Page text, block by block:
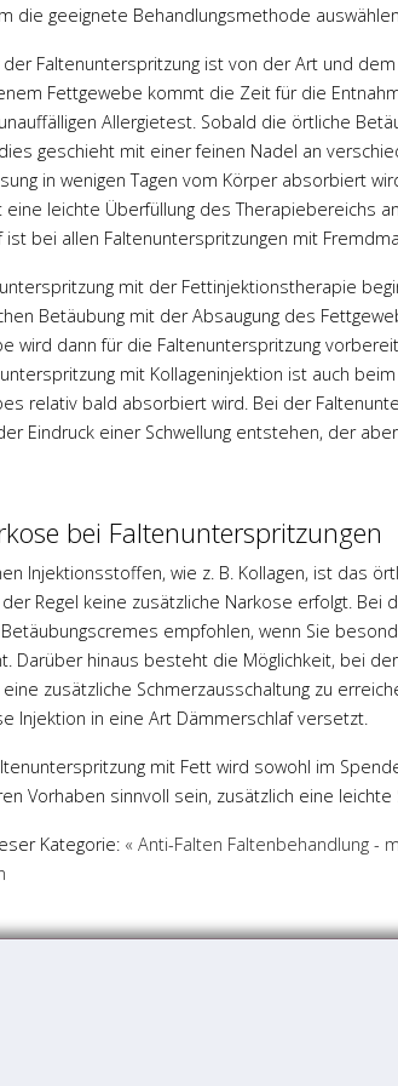
die geeignete Behandlungsmethode
der Faltenunterspritzung ist von der Art und
Fettgewebe kommt die Zeit für die
Allergietest. Sobald die örtliche
geschieht mit einer feinen Nadel an
in wenigen Tagen vom Körper absorbiert
eine leichte Überfüllung des Therapiebereichs
ist bei allen Faltenunterspritzungen mit
mit der Fettinjektionstherapie
Betäubung mit der Absaugung des
wird dann für die Faltenunterspritzung
mit Kollageninjektion ist auch
relativ bald absorbiert wird. Bei der
Eindruck einer Schwellung entstehen, der
bei Faltenunterspritzungen
Injektionsstoffen, wie z. B. Kollagen, ist das
Regel keine zusätzliche Narkose erfolgt.
empfohlen, wenn Sie
Darüber hinaus besteht die Möglichkeit, bei
eine zusätzliche Schmerzausschaltung zu
Injektion in eine Art Dämmerschlaf versetzt.
mit Fett wird sowohl im
Vorhaben sinnvoll sein, zusätzlich eine
Kategorie: « Anti-Falten Faltenbehandlung -